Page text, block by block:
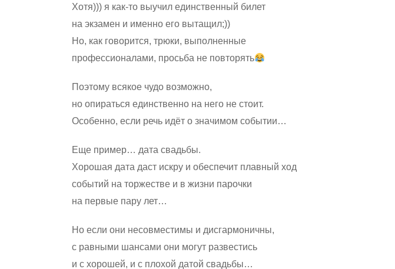
Хотя))) я как-то выучил единственный билет
на экзамен и именно его вытащил;))
Но, как говорится, трюки, выполненные
профессионалами, просьба не повторять
Поэтому всякое чудо возможно,
но опираться единственно на него не стоит.
Особенно, если речь идёт о значимом событии…
Еще пример… дата свадьбы.
Хорошая дата даст искру и обеспечит плавный ход
событий на торжестве и в жизни парочки
на первые пару лет…
Но если они несовместимы и дисгармоничны,
с равными шансами они могут развестись
и с хорошей, и с плохой датой свадьбы…